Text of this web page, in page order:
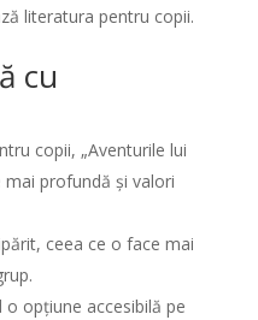
literatura pentru copii.
cu
copii, „Aventurile lui
profundă și valori
ceea ce o face mai
opțiune accesibilă pe